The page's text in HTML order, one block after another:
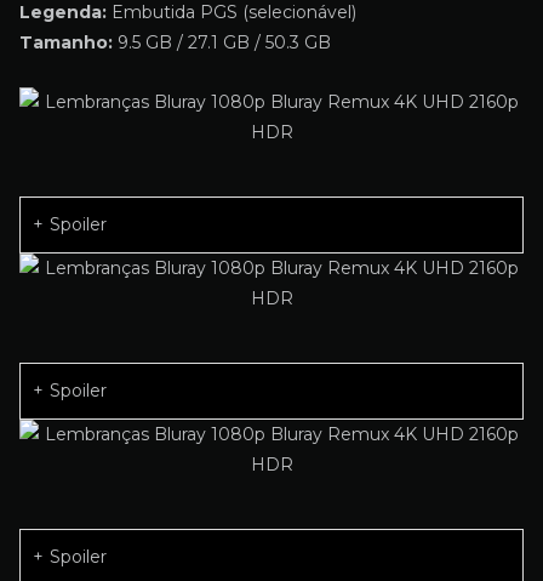
Legenda: Embutida PGS (selecionável)
Tamanho: 9.5 GB / 27.1 GB / 50.3 GB
Spoiler
Spoiler
Spoiler